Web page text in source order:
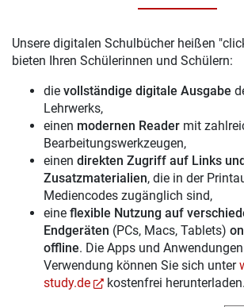
Unsere digitalen Schulbücher heißen
bieten Ihren Schülerinnen und Schülern:
die vollständige digitale Ausgabe
Lehrwerks,
einen modernen Reader mit
Bearbeitungswerkzeugen,
einen direkten Zugriff auf Links
Zusatzmaterialien, die in der
Mediencodes zugänglich sind,
eine flexible Nutzung auf
Endgeräten (PCs, Macs, Tablets)
offline. Die Apps und
Verwendung können Sie sich unter
study.de
kostenfrei herunterladen.